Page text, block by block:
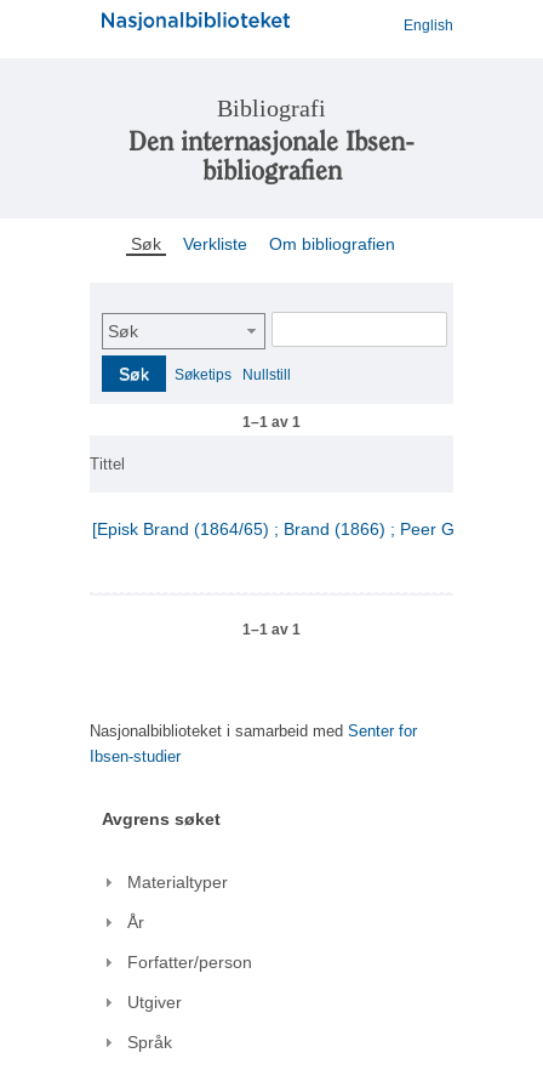
English
Bibliografi
Den internasjonale Ibsen-
bibliografien
Søk Verkliste Om bibliografien
Søk
Søk Søketips Nullstill
1–1 av 1
Tittel
[Episk Brand (1864/65) ; Brand (1866) ; Peer Gynt (1867)]
1–1 av 1
Nasjonalbiblioteket i samarbeid med Senter for
Ibsen-studier
Avgrens søket
Materialtyper
År
Forfatter/person
Utgiver
Språk